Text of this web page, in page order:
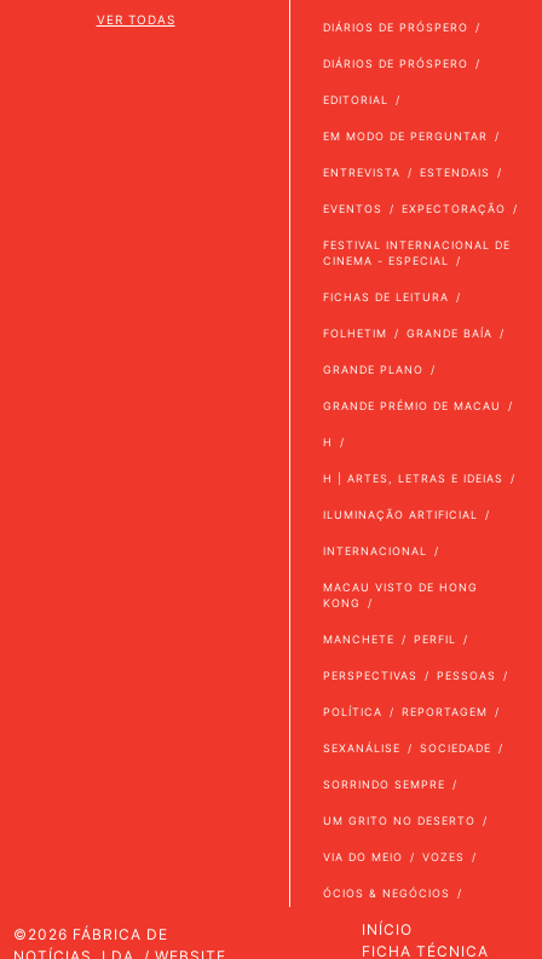
VER TODAS
DIÁRIOS DE PRÓSPERO
DIÁRIOS DE PRÓSPERO
EDITORIAL
EM MODO DE PERGUNTAR
ENTREVISTA ESTENDAIS
EVENTOS EXPECTORAÇÃO
FESTIVAL INTERNACIONAL DE
CINEMA - ESPECIAL
FICHAS DE LEITURA
FOLHETIM GRANDE BAÍA
GRANDE PLANO
GRANDE PRÉMIO DE MACAU
H
H | ARTES, LETRAS E IDEIAS
ILUMINAÇÃO ARTIFICIAL
INTERNACIONAL
MACAU VISTO DE HONG
KONG
MANCHETE PERFIL
PERSPECTIVAS PESSOAS
POLÍTICA REPORTAGEM
SEXANÁLISE SOCIEDADE
SORRINDO SEMPRE
UM GRITO NO DESERTO
VIA DO MEIO VOZES
ÓCIOS & NEGÓCIOS
©2026 FÁBRICA DE
INÍCIO
FICHA TÉCNICA